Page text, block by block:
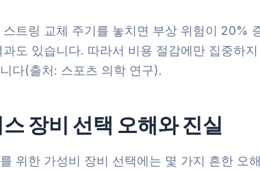
스트링 교체 주기를 놓치면 부상 위험이 20%
과도 있습니다. 따라서 비용 절감에만 집중하
다(출처: 스포츠 의학 연구).
장비 선택 오해와 진실
위한 가성비 장비 선택에는 몇 가지 흔한 오